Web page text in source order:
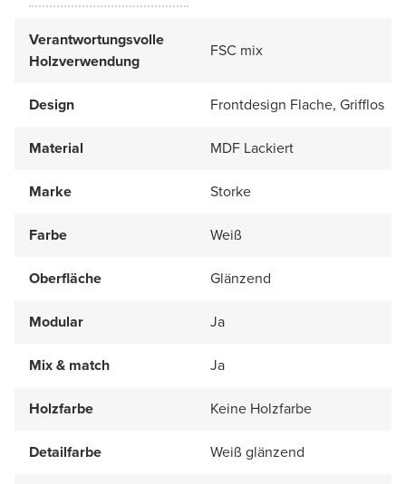
Verantwortungsvolle
Holzverwendung
FSC mix
Design Frontdesign Flache, Grifflos
Material MDF Lackiert
Marke Storke
Farbe Weiß
Oberfläche Glänzend
Modular Ja
Mix & match Ja
Holzfarbe Keine Holzfarbe
Detailfarbe Weiß glänzend